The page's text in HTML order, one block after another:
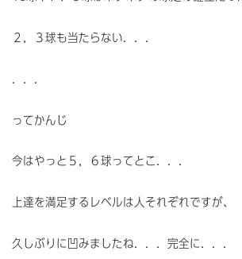
２，３球も当たらない．．．
ってかんじ
今はやっと５，６球ってとこ．．．
上達を満足するレベルは人それぞれですが、
久しぶりに凹みましたね．．．完全に．．．